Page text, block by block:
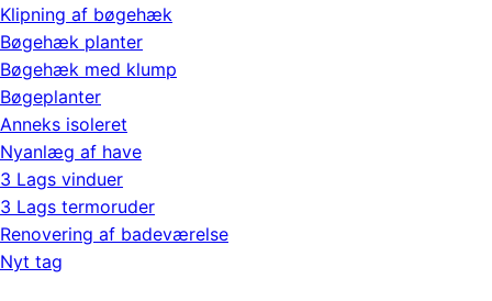
Klipning af bøgehæk
Bøgehæk planter
Bøgehæk med klump
Bøgeplanter
Anneks isoleret
Nyanlæg af have
3 Lags vinduer
3 Lags termoruder
Renovering af badeværelse
Nyt tag